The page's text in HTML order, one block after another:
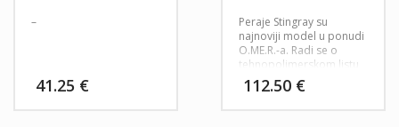
–
41.25 €
Peraje Stingray su
najnoviji model u ponudi
O.ME.R.-a. Radi se o
tehnopolimerskom listu
koji je svinut pod kutom
od 22 stupnja što
112.50 €